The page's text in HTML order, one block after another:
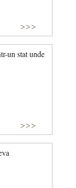
>>>
un stat unde
>>>